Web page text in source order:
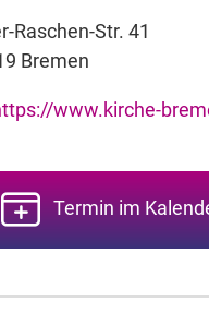
Raschen-Str. 41
Bremen
www.kirche-
Termin im